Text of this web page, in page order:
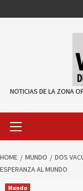
to
NOTICIAS DE LA ZONA
Primary
HOME MUNDO
DOS
ESPERANZA AL MUNDO
Mundo